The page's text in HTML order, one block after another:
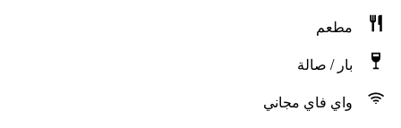
مطعم
بار / صالة
واي فاي مجاني